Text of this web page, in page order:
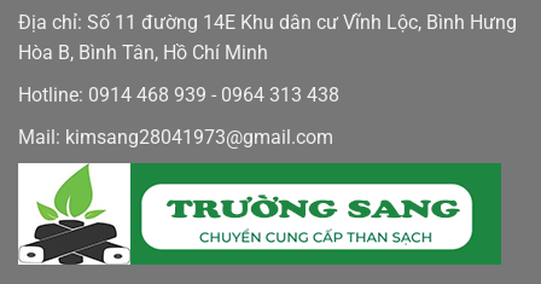
Địa chỉ: Số 11 đường 14E Khu dân cư Vĩnh Lộc, Bình Hưng
Hòa B, Bình Tân, Hồ Chí Minh
Hotline: 0914 468 939 - 0964 313 438
Mail: kimsang28041973@gmail.com